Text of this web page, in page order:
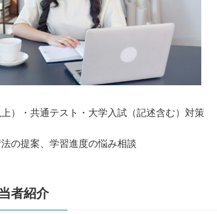
上）・共通テスト・大学入試（記述含む）対策
法の提案、学習進度の悩み相談
者紹介